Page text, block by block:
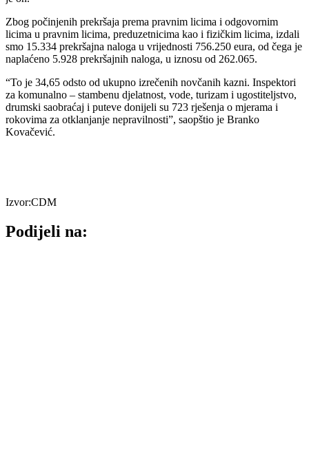
Zbog počinjenih prekršaja prema pravnim licima i odgovornim
licima u pravnim licima, preduzetnicima kao i fizičkim licima, izdali
smo 15.334 prekršajna naloga u vrijednosti 756.250 eura, od čega je
naplaćeno 5.928 prekršajnih naloga, u iznosu od 262.065.
“To je 34,65 odsto od ukupno izrečenih novčanih kazni. Inspektori
za komunalno – stambenu djelatnost, vode, turizam i ugostiteljstvo,
drumski saobraćaj i puteve donijeli su 723 rješenja o mjerama i
rokovima za otklanjanje nepravilnosti”, saopštio je Branko
Kovačević.
Izvor:CDM
Podijeli na: